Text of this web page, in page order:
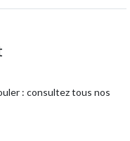
: consultez tous nos